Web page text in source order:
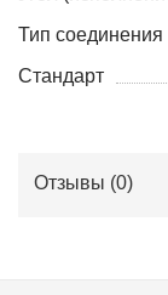
Тип соединения
Стандарт
Отзывы (0)